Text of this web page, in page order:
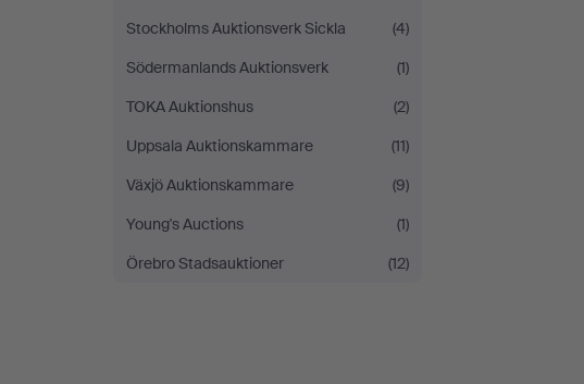
Stockholms Auktionsverk Sickla
(4)
Södermanlands Auktionsverk
(1)
TOKA Auktionshus
(2)
Uppsala Auktionskammare
(11)
Växjö Auktionskammare
(9)
Young's Auctions
(1)
Örebro Stadsauktioner
(12)